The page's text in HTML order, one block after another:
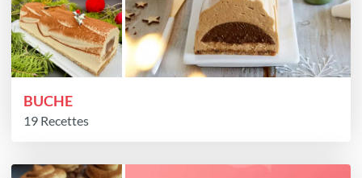
BUCHE
19 Recettes